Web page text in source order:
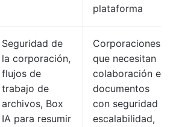
plataforma
Seguridad de
la corporación,
flujos de
trabajo de
archivos, Box
IA para resumir
Corporaciones
que necesitan
colaboración en
documentos
con seguridad y
escalabilidad,